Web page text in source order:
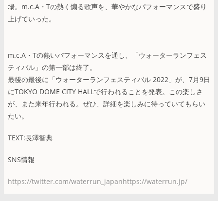
場。m.c.A・Tの熱く煽る歌声を、華やかなパフォーマンスで盛り
上げていった。
m.c.A・Tの熱いパフォーマンスを通し、「ウォーターランフェス
ティバル」の第一部は終了。
最後の最後に「ウォーターランフェスティバル 2022」が、7月9日
にTOKYO DOME CITY HALLで行われることを発表。この楽しさ
が、また来年行われる。ぜひ、詳細を楽しみに待っていてもらい
たい。
TEXT:長澤智典
SNS情報
https://twitter.com/waterrun_japanhttps://waterrun.jp/